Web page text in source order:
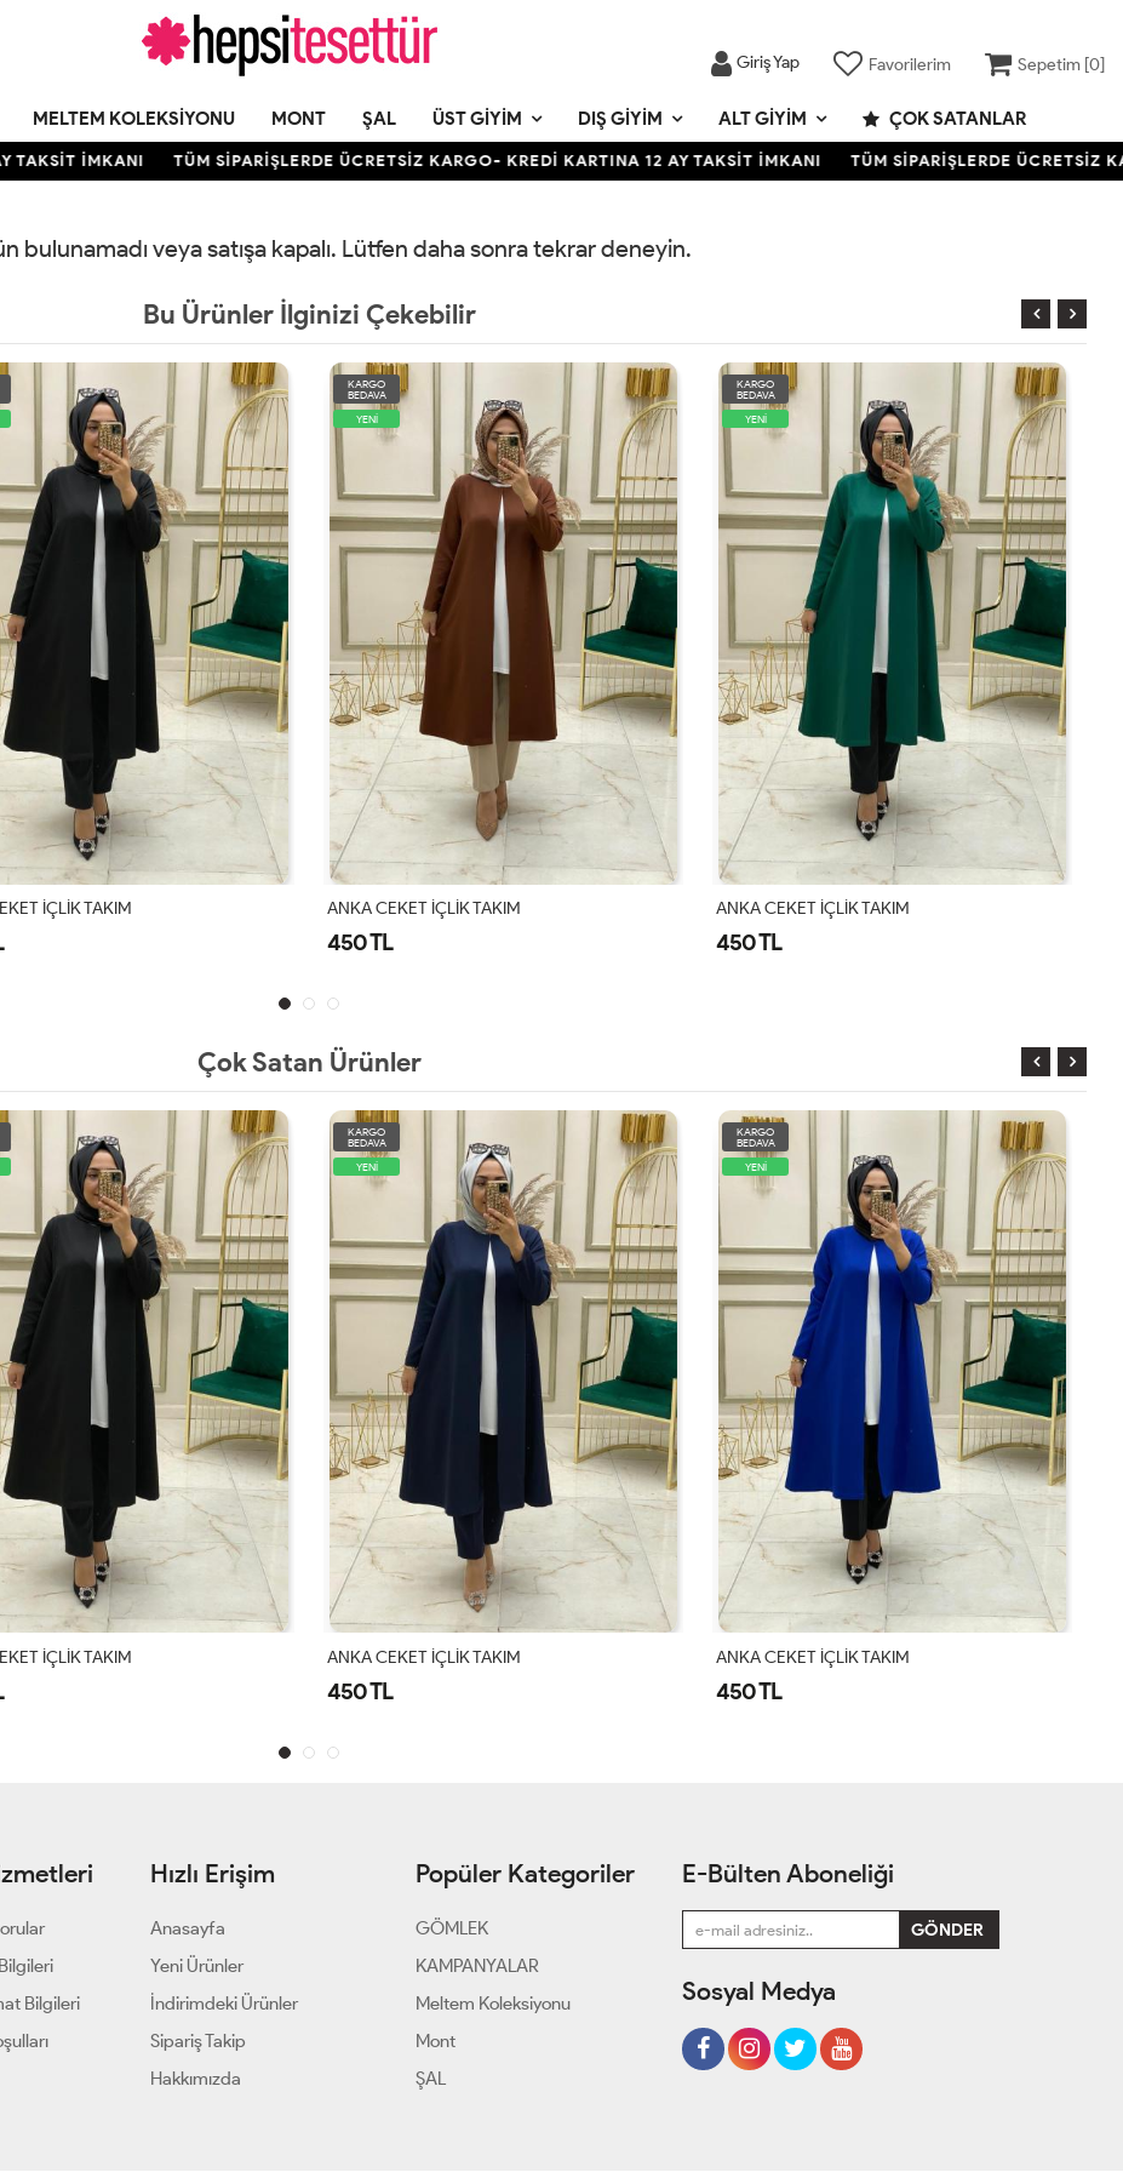
Giriş Yap Favorilerim Sepetim [0]
MELTEM KOLEKSIYONU MONT ŞAL ÜST GIYIM DIŞ GIYIM ALT GIYIM ÇOK SATANLAR
İMKANI TÜM SİPARİŞLERDE ÜCRETSİZ KARGO- KREDİ KARTINA 12 AY TAKSİT İMKANI TÜM SİPARİŞLERDE ÜCRETSİZ
bulunamadı veya satışa kapalı. Lütfen daha sonra tekrar deneyin.
Bu Ürünler İlginizi Çekebilir
İÇLİK TAKIM
KARGO
BEDAVA
YENİ
ANKA CEKET İÇLİK TAKIM
450 TL
KARGO
BEDAVA
YENİ
ANKA CEKET İÇLİK TAKIM
450 TL
Çok Satan Ürünler
İÇLİK TAKIM
KARGO
BEDAVA
YENİ
ANKA CEKET İÇLİK TAKIM
450 TL
KARGO
BEDAVA
YENİ
ANKA CEKET İÇLİK TAKIM
450 TL
Bilgileri
Hızlı Erişim
Anasayfa
Yeni Ürünler
İndirimdeki Ürünler
Sipariş Takip
Hakkımızda
Popüler Kategoriler
GÖMLEK
KAMPANYALAR
Meltem Koleksiyonu
Mont
ŞAL
E-Bülten Aboneliği
Sosyal Medya